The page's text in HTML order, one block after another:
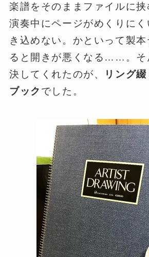
楽譜をそのままファイルに挟
演奏中にページがめくりに
き込めない。かといって製
ると開きが悪くなる……。そ
決してくれたのが、
リング
ブック でした。